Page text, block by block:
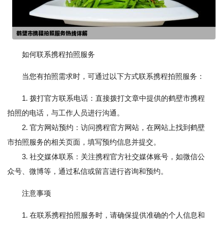
如何联系携程拍照服务
当您有拍照需求时，可通过以下方式联系携程拍照服务：
1. 拨打官方联系电话：直接拨打文章中提供的鹤壁市携程
拍照的电话，与工作人员进行沟通。
2. 官方网站预约：访问携程官方网站，在网站上找到鹤壁
市拍照服务的相关页面，填写预约信息并提交。
3. 社交媒体联系：关注携程官方社交媒体账号，如微信公
众号、微博等，通过私信或留言进行咨询和预约。
注意事项
1. 在联系携程拍照服务时，请确保提供准确的个人信息和